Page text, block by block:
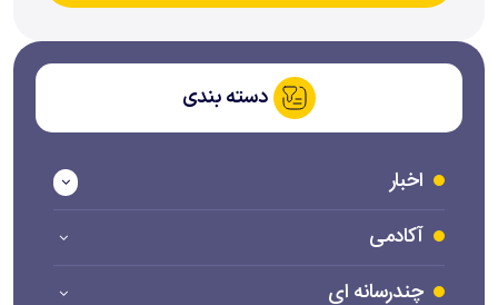
دسته بندی
اخبار
آکادمی
چندرسانه ای